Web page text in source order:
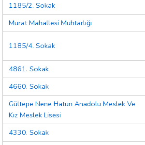
1185/2. Sokak
Murat Mahallesi Muhtarlığı
1185/4. Sokak
4861. Sokak
4660. Sokak
Gültepe Nene Hatun Anadolu Meslek Ve
Kız Meslek Lisesi
4330. Sokak